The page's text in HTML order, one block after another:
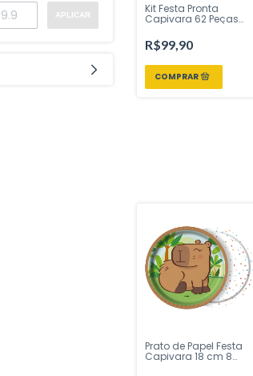
APLICAR
Kit Festa Pronta
Capivara 62 Peças
– Inspire Sua Festa
Loja
R$99,90
Prato de Papel Festa
Capivara 18 cm 8